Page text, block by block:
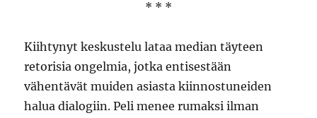
* * *
Kiihtynyt keskustelu lataa median täyteen
retorisia ongelmia, jotka entisestään
vähentävät muiden asiasta kiinnostuneiden
halua dialogiin. Peli menee rumaksi ilman